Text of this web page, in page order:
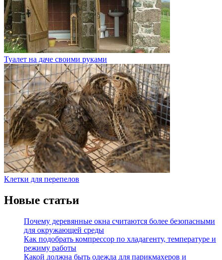
Туалет на даче своими руками
Клетки для перепелов
Новые статьи
Почему деревянные окна считаются более безопасными
для окружающей среды
Как подобрать компрессор по хладагенту, температуре и
режиму работы
Какой должна быть одежда для парикмахеров и